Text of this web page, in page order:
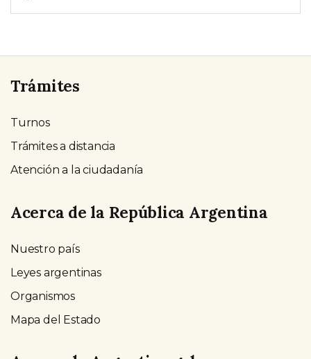
Trámites
Turnos
Trámites a distancia
Atención a la ciudadanía
Acerca de la República Argentina
Nuestro país
Leyes argentinas
Organismos
Mapa del Estado